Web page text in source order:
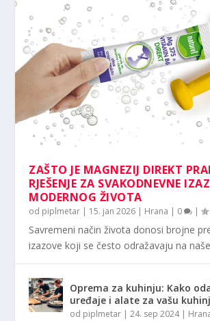
ZAŠTO JE MAGNEZIJ DIREKT
RJEŠENJE ZA SVAKODNEVNE
MODERNOG ŽIVOTA
od piplmetar | 15. jan 2026 | Hrana | 0 |
Savremeni način života donosi brojne
izazove koji se često odražavaju na
Oprema za kuhinju: Kako
uređaje i alate za vašu
od piplmetar |24. sep 2024|